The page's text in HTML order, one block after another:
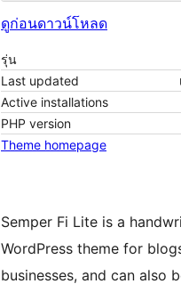
ดูก่อนดาวน์โหลด
รุ่น
Last updated
Active installations
PHP version
Theme homepage
Semper Fi Lite is a
WordPress theme for
businesses, and can also